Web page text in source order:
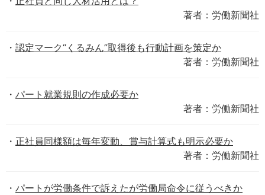
著者：労働新聞社
認定マーク“くるみん”取得後も行動計画を策定か
著者：労働新聞社
パート就業規則の作成必要か
著者：労働新聞社
正社員同様額は毎年変動、賞与計算式も明示必要か
著者：労働新聞社
パートが労働条件で訴えたが労働局命令に従うべきか